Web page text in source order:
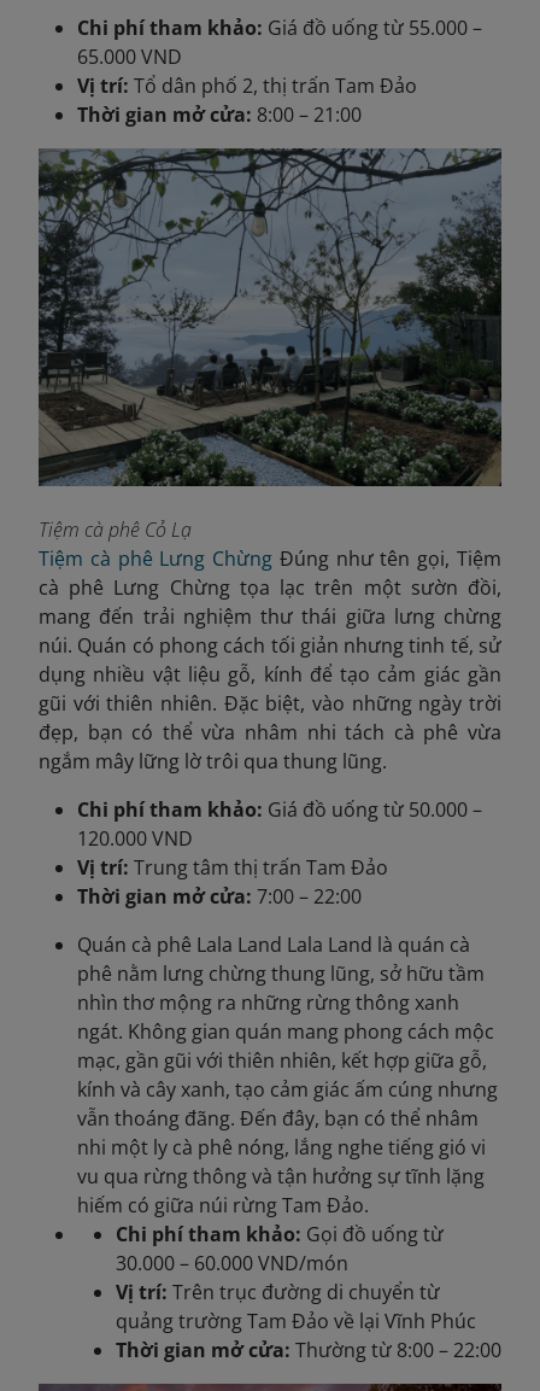
Chi phí tham khảo: Giá đồ uống từ 55.000 –
65.000 VND
Vị trí: Tổ dân phố 2, thị trấn Tam Đảo
Thời gian mở cửa: 8:00 – 21:00
Tiệm cà phê Cỏ Lạ
Tiệm cà phê Lưng Chừng Đúng như tên gọi, Tiệm
cà phê Lưng Chừng tọa lạc trên một sườn đồi,
mang đến trải nghiệm thư thái giữa lưng chừng
núi. Quán có phong cách tối giản nhưng tinh tế, sử
dụng nhiều vật liệu gỗ, kính để tạo cảm giác gần
gũi với thiên nhiên. Đặc biệt, vào những ngày trời
đẹp, bạn có thể vừa nhâm nhi tách cà phê vừa
ngắm mây lững lờ trôi qua thung lũng.
Chi phí tham khảo: Giá đồ uống từ 50.000 –
120.000 VND
Vị trí: Trung tâm thị trấn Tam Đảo
Thời gian mở cửa: 7:00 – 22:00
Quán cà phê Lala Land Lala Land là quán cà
phê nằm lưng chừng thung lũng, sở hữu tầm
nhìn thơ mộng ra những rừng thông xanh
ngát. Không gian quán mang phong cách mộc
mạc, gần gũi với thiên nhiên, kết hợp giữa gỗ,
kính và cây xanh, tạo cảm giác ấm cúng nhưng
vẫn thoáng đãng. Đến đây, bạn có thể nhâm
nhi một ly cà phê nóng, lắng nghe tiếng gió vi
vu qua rừng thông và tận hưởng sự tĩnh lặng
hiếm có giữa núi rừng Tam Đảo.
Chi phí tham khảo: Gọi đồ uống từ
30.000 – 60.000 VND/món
Vị trí: Trên trục đường di chuyển từ
quảng trường Tam Đảo về lại Vĩnh Phúc
Thời gian mở cửa: Thường từ 8:00 – 22:00